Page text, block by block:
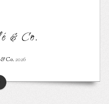
& Co.
Co.2026